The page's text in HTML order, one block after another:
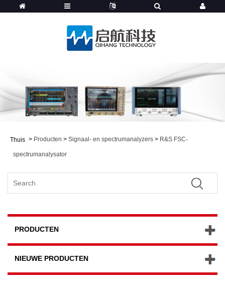
Thuis > Producten > Signaal- en spectrumanalyzers > R&S FSC-
spectrumanalysator
PRODUCTEN
NIEUWE PRODUCTEN